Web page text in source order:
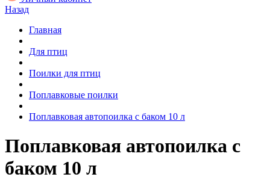
Назад
Главная
Для птиц
Поилки для птиц
Поплавковые поилки
Поплавковая автопоилка с баком 10 л
Поплавковая автопоилка с
баком 10 л